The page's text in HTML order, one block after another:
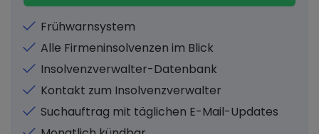
Frühwarnsystem
Alle Firmeninsolvenzen im Blick
Insolvenzverwalter-Datenbank
Kontakt zum Insolvenzverwalter
Suchauftrag mit täglichen E-Mail-Updates